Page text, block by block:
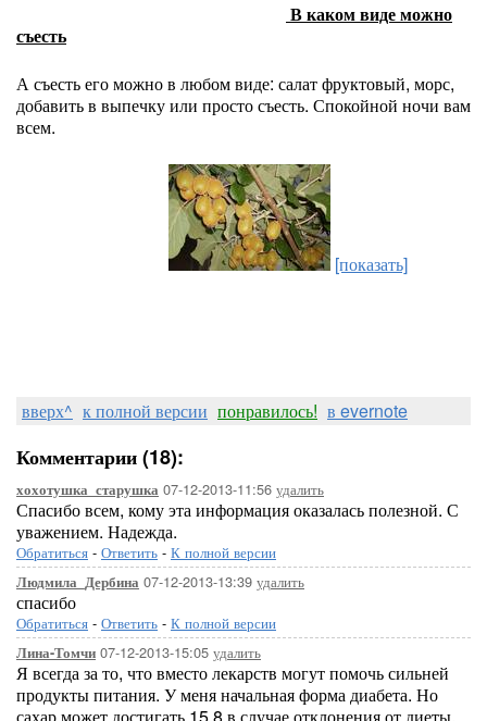
В каком виде можно
съесть
А съесть его можно в любом виде: салат фруктовый, морс,
добавить в выпечку или просто съесть. Спокойной ночи вам
всем.
[показать]
вверх^ к полной версии понравилось! в evernote
Комментарии (18):
хохотушка_старушка 07-12-2013-11:56 удалить
Спасибо всем, кому эта информация оказалась полезной. С
уважением. Надежда.
Обратиться - Ответить - К полной версии
Людмила_Дербина 07-12-2013-13:39 удалить
спасибо
Обратиться - Ответить - К полной версии
Лина-Томчи 07-12-2013-15:05 удалить
Я всегда за то, что вместо лекарств могут помочь сильней
продукты питания. У меня начальная форма диабета. Но